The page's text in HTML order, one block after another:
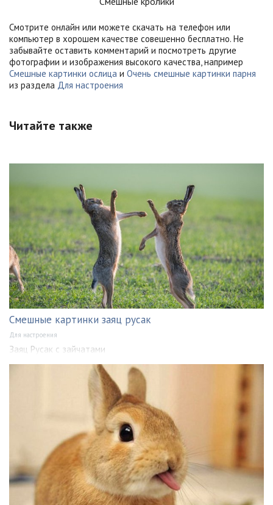
Смотрите онлайн или можете скачать на телефон или
компьютер в хорошем качестве совешенно бесплатно. Не
забывайте оставить комментарий и посмотреть другие
фотографии и изображения высокого качества, например
Смешные картинки ослица и Очень смешные картинки парня
из раздела Для настроения
Читайте также
Смешные картинки заяц русак
Для настроения
Заяц Русак с зайчатами